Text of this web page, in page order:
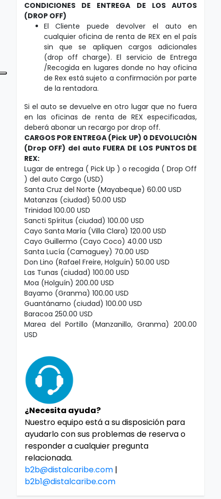
CONDICIONES DE ENTREGA DE LOS AUTOS
(DROP OFF)
El Cliente puede devolver el auto en
cualquier oficina de renta de REX en el país
sin que se apliquen cargos adicionales
(drop off charge). El servicio de Entrega
/Recogida en lugares donde no hay oficina
de Rex está sujeto a confirmación por parte
de la rentadora.
Si el auto se devuelve en otro lugar que no fuera
en las oficinas de renta de REX especificadas,
deberá abonar un recargo por drop off.
CARGOS POR ENTREGA (Pick UP) 0 DEVOLUCIÓN
(Drop OFF) del auto FUERA DE LOS PUNTOS DE
REX:
Lugar de entrega ( Pick Up ) o recogida ( Drop Off
) del auto Cargo (USD)
Santa Cruz del Norte (Mayabeque) 60.00 USD
Matanzas (ciudad) 50.00 USD
Trinidad 100.00 USD
Sancti Spíritus (ciudad) 100.00 USD
Cayo Santa María (Villa Clara) 120.00 USD
Cayo Guillermo (Cayo Coco) 40.00 USD
Santa Lucía (Camaguey) 70.00 USD
Don Lino (Rafael Freire, Holguín) 50.00 USD
Las Tunas (ciudad) 100.00 USD
Moa (Holguín) 200.00 USD
Bayamo (Granma) 100.00 USD
Guantánamo (ciudad) 100.00 USD
Baracoa 250.00 USD
Marea del Portillo (Manzanillo, Granma) 200.00
USD
¿Necesita ayuda?
Nuestro equipo está a su disposición para
ayudarlo con sus problemas de reserva o
responder a cualquier pregunta
relacionada.
b2b@distalcaribe.com|
b2b1@distalcaribe.com